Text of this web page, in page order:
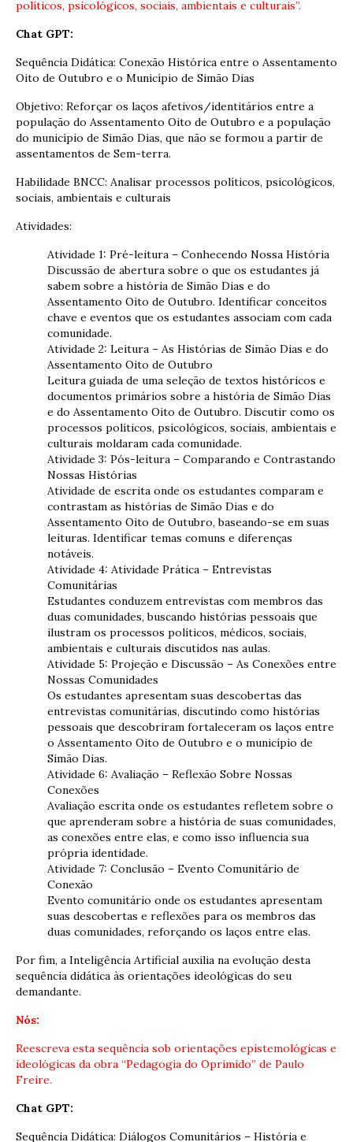
políticos, psicológicos, sociais, ambientais e culturais”.
Chat GPT:
Sequência Didática: Conexão Histórica entre o Assentamento
Oito de Outubro e o Município de Simão Dias
Objetivo: Reforçar os laços afetivos/identitários entre a
população do Assentamento Oito de Outubro e a população
do município de Simão Dias, que não se formou a partir de
assentamentos de Sem-terra.
Habilidade BNCC: Analisar processos políticos, psicológicos,
sociais, ambientais e culturais
Atividades:
Atividade 1: Pré-leitura – Conhecendo Nossa História
Discussão de abertura sobre o que os estudantes já
sabem sobre a história de Simão Dias e do
Assentamento Oito de Outubro. Identificar conceitos
chave e eventos que os estudantes associam com cada
comunidade.
Atividade 2: Leitura – As Histórias de Simão Dias e do
Assentamento Oito de Outubro
Leitura guiada de uma seleção de textos históricos e
documentos primários sobre a história de Simão Dias
e do Assentamento Oito de Outubro. Discutir como os
processos políticos, psicológicos, sociais, ambientais e
culturais moldaram cada comunidade.
Atividade 3: Pós-leitura – Comparando e Contrastando
Nossas Histórias
Atividade de escrita onde os estudantes comparam e
contrastam as histórias de Simão Dias e do
Assentamento Oito de Outubro, baseando-se em suas
leituras. Identificar temas comuns e diferenças
notáveis.
Atividade 4: Atividade Prática – Entrevistas
Comunitárias
Estudantes conduzem entrevistas com membros das
duas comunidades, buscando histórias pessoais que
ilustram os processos políticos, médicos, sociais,
ambientais e culturais discutidos nas aulas.
Atividade 5: Projeção e Discussão – As Conexões entre
Nossas Comunidades
Os estudantes apresentam suas descobertas das
entrevistas comunitárias, discutindo como histórias
pessoais que descobriram fortaleceram os laços entre
o Assentamento Oito de Outubro e o município de
Simão Dias.
Atividade 6: Avaliação – Reflexão Sobre Nossas
Conexões
Avaliação escrita onde os estudantes refletem sobre o
que aprenderam sobre a história de suas comunidades,
as conexões entre elas, e como isso influencia sua
própria identidade.
Atividade 7: Conclusão – Evento Comunitário de
Conexão
Evento comunitário onde os estudantes apresentam
suas descobertas e reflexões para os membros das
duas comunidades, reforçando os laços entre elas.
Por fim, a Inteligência Artificial auxilia na evolução desta
sequência didática às orientações ideológicas do seu
demandante.
Nós:
Reescreva esta sequência sob orientações epistemológicas e
ideológicas da obra “Pedagogia do Oprimido” de Paulo
Freire.
Chat GPT:
Sequência Didática: Diálogos Comunitários – História e